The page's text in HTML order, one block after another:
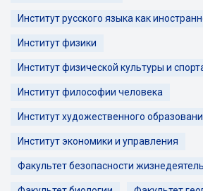
Институт русского языка как
Институт физики
Институт физической культуры и
Институт философии человека
Институт художественного
Институт экономики и управления
Факультет безопасности